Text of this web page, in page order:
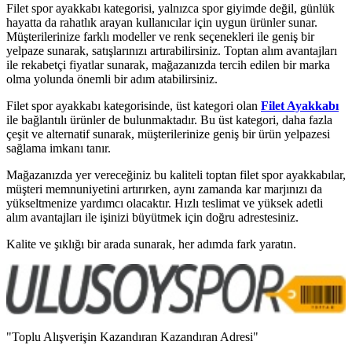
Filet spor ayakkabı kategorisi, yalnızca spor giyimde değil, günlük
hayatta da rahatlık arayan kullanıcılar için uygun ürünler sunar.
Müşterilerinize farklı modeller ve renk seçenekleri ile geniş bir
yelpaze sunarak, satışlarınızı artırabilirsiniz. Toptan alım avantajları
ile rekabetçi fiyatlar sunarak, mağazanızda tercih edilen bir marka
olma yolunda önemli bir adım atabilirsiniz.
Filet spor ayakkabı kategorisinde, üst kategori olan Filet Ayakkabı
ile bağlantılı ürünler de bulunmaktadır. Bu üst kategori, daha fazla
çeşit ve alternatif sunarak, müşterilerinize geniş bir ürün yelpazesi
sağlama imkanı tanır.
Mağazanızda yer vereceğiniz bu kaliteli toptan filet spor ayakkabılar,
müşteri memnuniyetini artırırken, aynı zamanda kar marjınızı da
yükseltmenize yardımcı olacaktır. Hızlı teslimat ve yüksek adetli
alım avantajları ile işinizi büyütmek için doğru adrestesiniz.
Kalite ve şıklığı bir arada sunarak, her adımda fark yaratın.
"Toplu Alışverişin Kazandıran Kazandıran Adresi"